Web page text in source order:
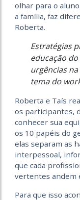
olhar para o
a família, faz
Roberta.
Estratégias
educação
urgências
tema do
Roberta e Taís
os participantes,
conhecer sua
os 10 papéis do
elas separam as
interpessoal,
que cada
vertentes andem
Para que isso